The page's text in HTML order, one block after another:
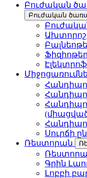
Բուժական
Բուժական
Սուրճի
Ռեստորան
Գրին
Լոբբի